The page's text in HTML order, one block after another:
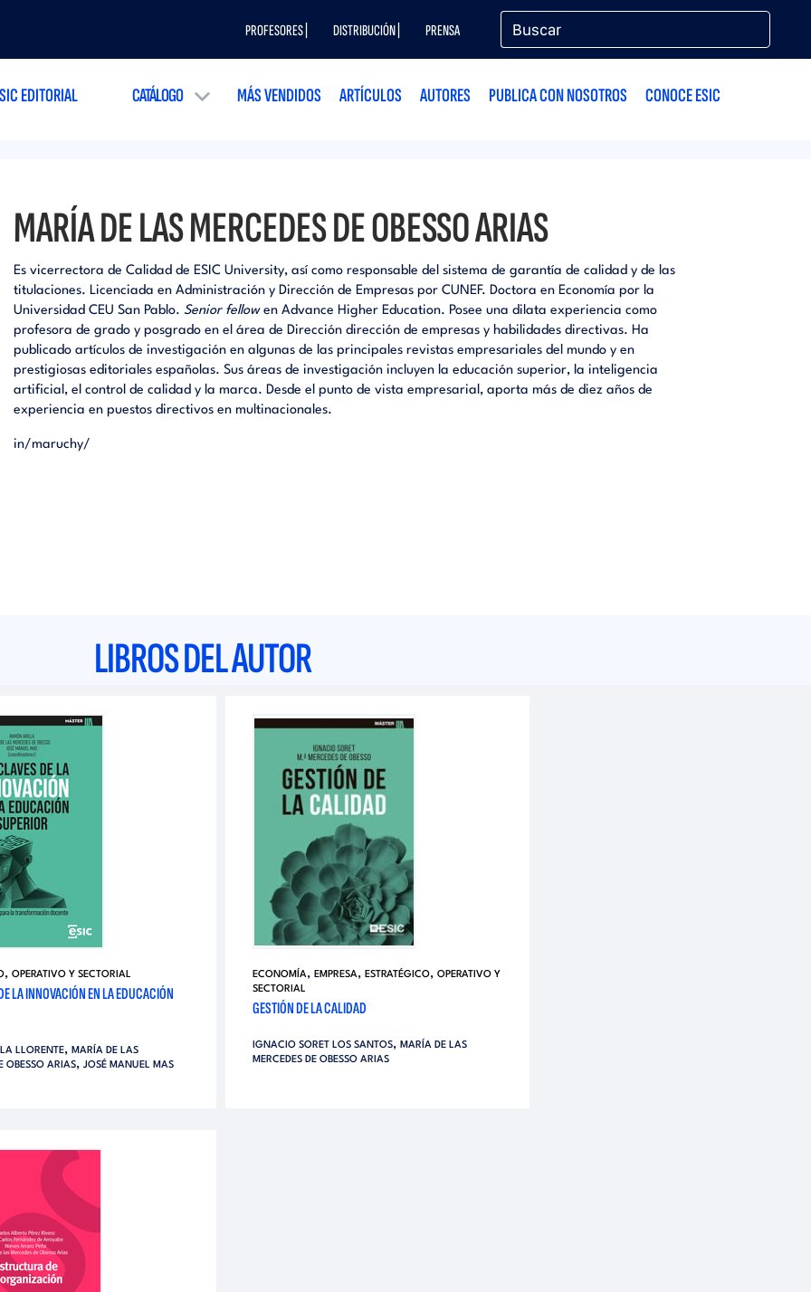
PROFESORES | DISTRIBUCIÓN | PRENSA
EDITORIAL CATÁLOGO MÁS VENDIDOS ARTÍCULOS AUTORES PUBLICA CON NOSOTROS CONOCE ESIC
MARÍA DE LAS MERCEDES DE OBESSO ARIAS
Es vicerrectora de Calidad de ESIC University, así como responsable del sistema de garantía de calidad y de las
titulaciones. Licenciada en Administración y Dirección de Empresas por CUNEF. Doctora en Economía por la
Universidad CEU San Pablo. Senior fellowen Advance Higher Education. Posee una dilata experiencia como
profesora de grado y posgrado en el área de Dirección dirección de empresas y habilidades directivas. Ha
publicado artículos de investigación en algunas de las principales revistas empresariales del mundo y en
prestigiosas editoriales españolas. Sus áreas de investigación incluyen la educación superior, la inteligencia
artificial, el control de calidad y la marca. Desde el punto de vista empresarial, aporta más de diez años de
experiencia en puestos directivos en multinacionales.
in/maruchy/
LIBROS DEL AUTOR
, OPERATIVO Y SECTORIAL
LA INNOVACIÓN EN LA EDUCACIÓN
LLORENTE, MARÍA DE LAS
OBESSO ARIAS, JOSÉ MANUEL MAS
ECONOMÍA, EMPRESA, ESTRATÉGICO, OPERATIVO Y
SECTORIAL
GESTIÓN DE LA CALIDAD
IGNACIO SORET LOS SANTOS, MARÍA DE LAS
MERCEDES DE OBESSO ARIAS